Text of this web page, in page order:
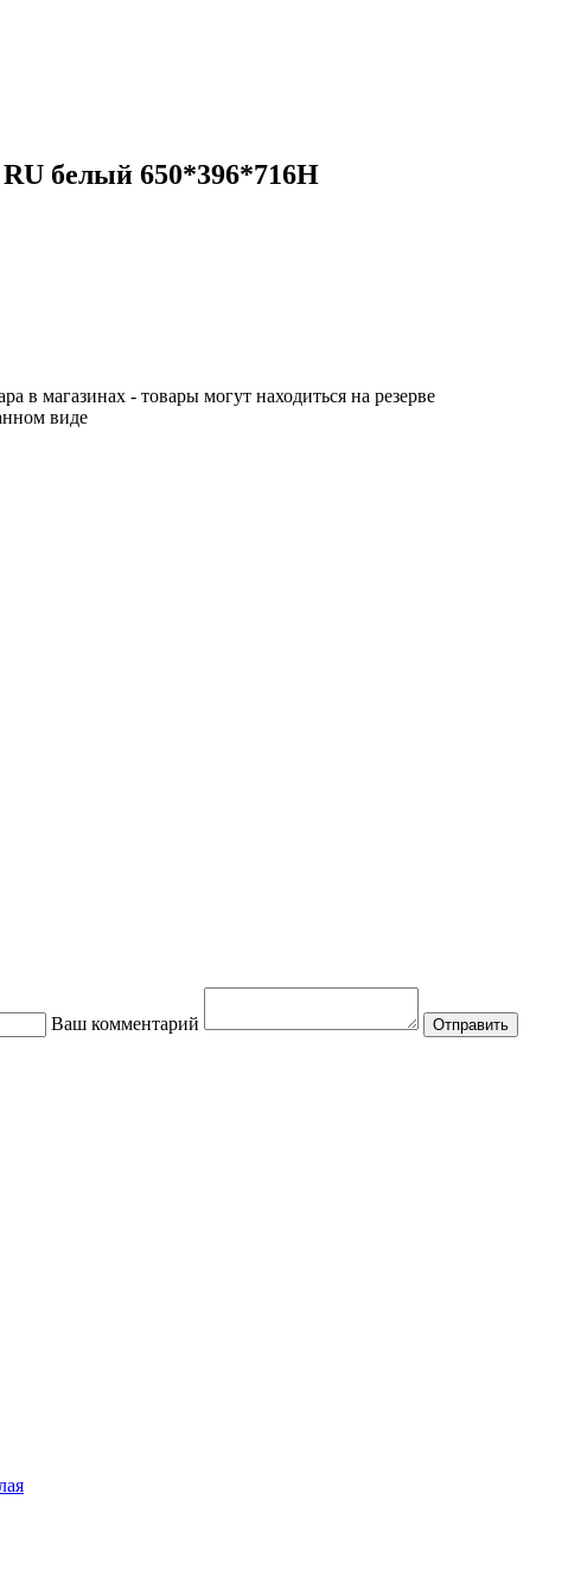
белый 650*396*716Н
в магазинах - товары могут находиться на резерве
виде
Ваш комментарий Отправить